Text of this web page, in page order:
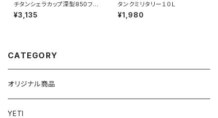
チタンシェラカップ深型850フォ
ールドハンドル(メモリ付)
¥3,135
タンクミリタリー１０Ｌ
¥1,980
CATEGORY
オリジナル商品
YETI